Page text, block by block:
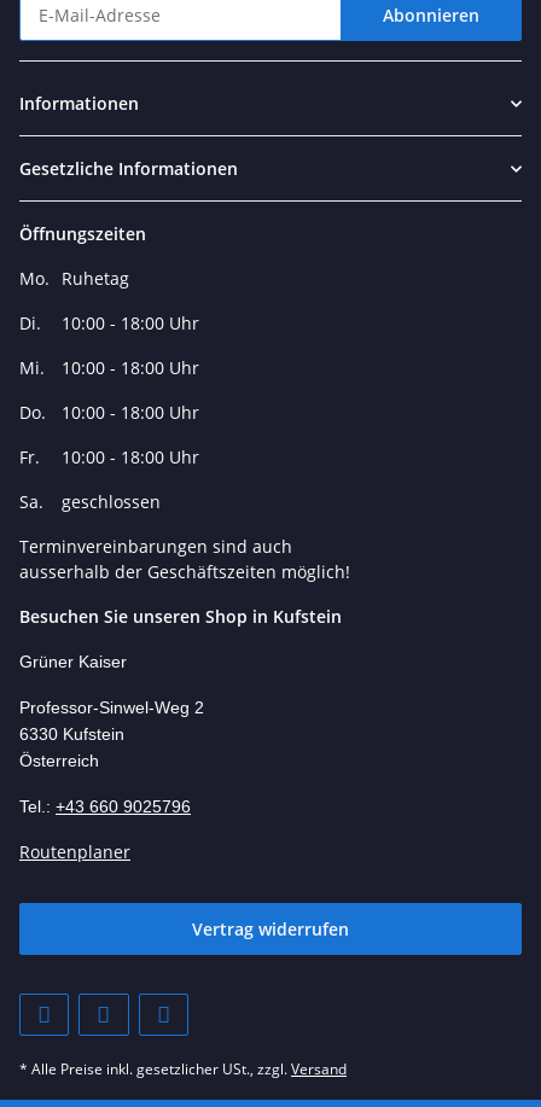
Abonnieren
Informationen
Gesetzliche Informationen
Öffnungszeiten
Mo.
Ruhetag
Di.
10:00 - 18:00 Uhr
Mi.
10:00 - 18:00 Uhr
Do.
10:00 - 18:00 Uhr
Fr.
10:00 - 18:00 Uhr
Sa.
geschlossen
Terminvereinbarungen sind auch
ausserhalb der Geschäftszeiten möglich!
Besuchen Sie unseren Shop in Kufstein
Grüner Kaiser
Professor-Sinwel-Weg 2
6330 Kufstein
Österreich
Tel.: +43 660 9025796
Routenplaner
Vertrag widerrufen
* Alle Preise inkl. gesetzlicher USt., zzgl.Versand